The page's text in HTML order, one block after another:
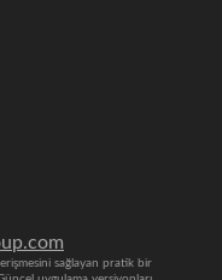
erişmesini sağlayan pratik bir